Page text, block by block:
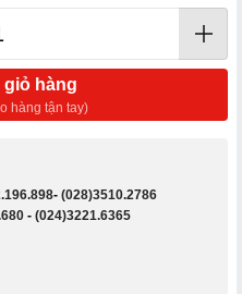
giỏ hàng
hàng tận tay)
- (028)3510.2786
- (024)3221.6365